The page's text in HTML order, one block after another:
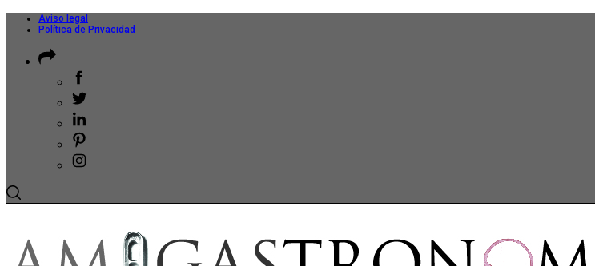
Aviso legal
Política de Privacidad